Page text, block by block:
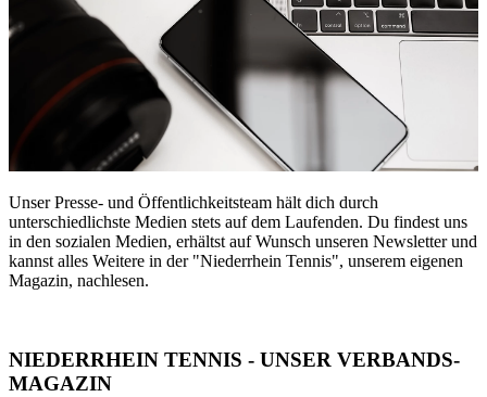
Unser Presse- und Öffentlichkeitsteam hält dich durch
unterschiedlichste Medien stets auf dem Laufenden. Du findest uns
in den sozialen Medien, erhältst auf Wunsch unseren Newsletter und
kannst alles Weitere in der "Niederrhein Tennis", unserem eigenen
Magazin, nachlesen.
NIEDERRHEIN TENNIS - UNSER VERBANDS-
MAGAZIN